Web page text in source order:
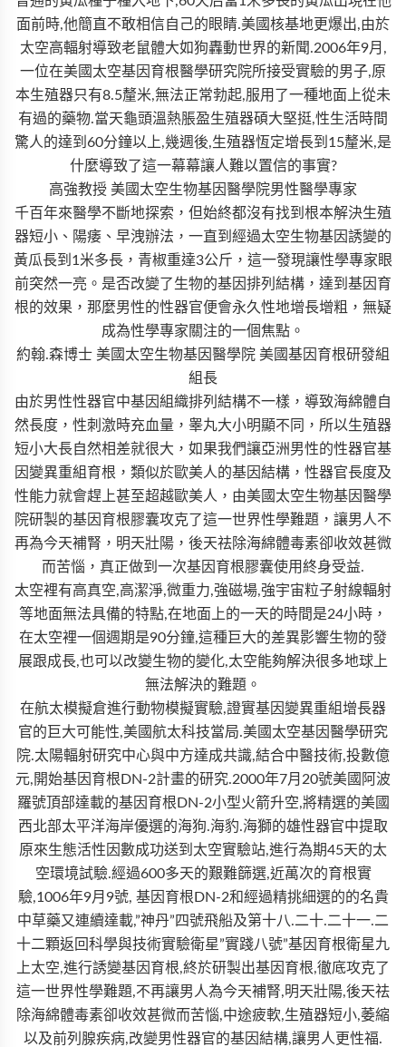
面前時,他簡直不敢相信自己的眼睛.美國核基地更爆出,由於
太空高輻射導致老鼠體大如狗轟動世界的新聞.2006年9月,
一位在美國太空基因育根醫學研究院所接受實驗的男子,原
本生殖器只有8.5釐米,無法正常勃起,服用了一種地面上從未
有過的藥物.當天龜頭溫熱脹盈生殖器碩大堅挺,性生活時間
驚人的達到60分鐘以上,幾週後,生殖器恆定增長到15釐米,是
什麼導致了這一幕幕讓人難以置信的事實?
高強教授 美國太空生物基因醫學院男性醫學專家
千百年來醫學不斷地探索，但始終都沒有找到根本解決生殖
器短小、陽痿、早洩辦法，一直到經過太空生物基因誘變的
黃瓜長到1米多長，青椒重達3公斤，這一發現讓性學專家眼
前突然一亮。是否改變了生物的基因排列結構，達到基因育
根的效果，那麼男性的性器官便會永久性地增長增粗，無疑
成為性學專家關注的一個焦點。
約翰.森博士 美國太空生物基因醫學院 美國基因育根研發組
組長
由於男性性器官中基因組織排列結構不一樣，導致海綿體自
然長度，性刺激時充血量，睾丸大小明顯不同，所以生殖器
短小大長自然相差就很大，如果我們讓亞洲男性的性器官基
因變異重組育根，類似於歐美人的基因結構，性器官長度及
性能力就會趕上甚至超越歐美人，由美國太空生物基因醫學
院研製的基因育根膠囊攻克了這一世界性學難題，讓男人不
再為今天補腎，明天壯陽，後天祛除海綿體毒素卻收效甚微
而苦惱，真正做到一次基因育根膠囊使用終身受益.
太空裡有高真空,高潔淨,微重力,強磁場,強宇宙粒子射線輻射
等地面無法具備的特點,在地面上的一天的時間是24小時，
在太空裡一個週期是90分鐘,這種巨大的差異影響生物的發
展跟成長,也可以改變生物的變化,太空能夠解決很多地球上
無法解決的難題。
在航太模擬倉進行動物模擬實驗,證實基因變異重組增長器
官的巨大可能性,美國航太科技當局.美國太空基因醫學研究
院.太陽輻射研究中心與中方達成共識,結合中醫技術,投數億
元,開始基因育根DN-2計畫的研究.2000年7月20號美國阿波
羅號頂部達載的基因育根DN-2小型火箭升空,將精選的美國
西北部太平洋海岸優選的海狗.海豹.海獅的雄性器官中提取
原來生態活性因數成功送到太空實驗站,進行為期45天的太
空環境試驗.經過600多天的艱難篩選,近萬次的育根實
驗,1006年9月9號, 基因育根DN-2和經過精挑細選的的名貴
中草藥又連續達載,”神丹”四號飛船及第十八.二十.二十一.二
十二顆返回科學與技術實驗衛星”實踐八號”基因育根衛星九
上太空,進行誘變基因育根,終於研製出基因育根,徹底攻克了
這一世界性學難題,不再讓男人為今天補腎,明天壯陽,後天祛
除海綿體毒素卻收效甚微而苦惱,中途疲軟,生殖器短小,萎縮
以及前列腺疾病,改變男性器官的基因結構,讓男人更性福.